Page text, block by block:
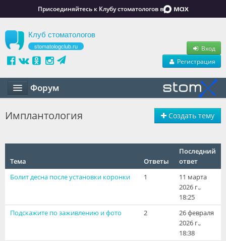
Присоединяйтесь к Клубу стоматологов в
Клуб стоматологов
stomatologclub.ru
Вход
Регистрация
Форум
Вакансии
Объявления
Создать тему
Имплантология
Тема Ответы
Последний
ответ
Болит десна после установки коронки
1
11 марта
2026 г.,
18:25
Подскажите по заживлению и фото
2
26 февраля
2026 г.,
18:38